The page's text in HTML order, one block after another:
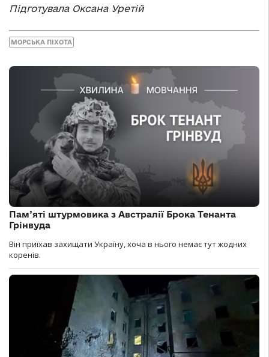
Підготувала Оксана Уретій
МОРСЬКА ПІХОТА
Пам’яті штурмовика з Австралії Брока Тенанта
Грінвуда
Він приїхав захищати Україну, хоча в нього немає тут жодних
коренів.